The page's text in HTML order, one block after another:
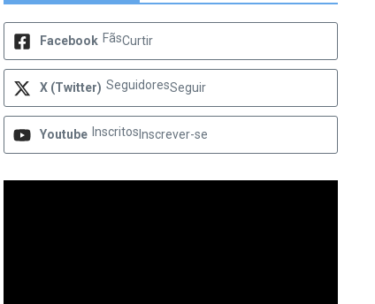
Facebook FãsCurtir
X (Twitter) SeguidoresSeguir
Youtube Inscritos Inscrever-se